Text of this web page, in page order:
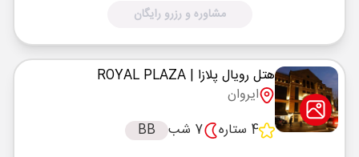
مشاوره و رزرو رایگان
هتل رویال پلازا | ROYAL PLAZA
ایروان
4 ستاره
7 شب BB